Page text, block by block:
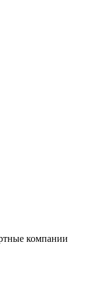
компании